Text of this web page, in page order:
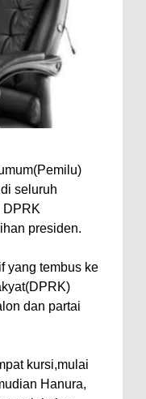
seluruh
DPRK
presiden.
yang tembus ke
dan partai
kursi,mulai
Hanura,